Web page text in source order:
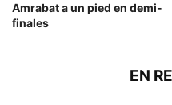
Amrabat a un pied en demi-
finales
EN